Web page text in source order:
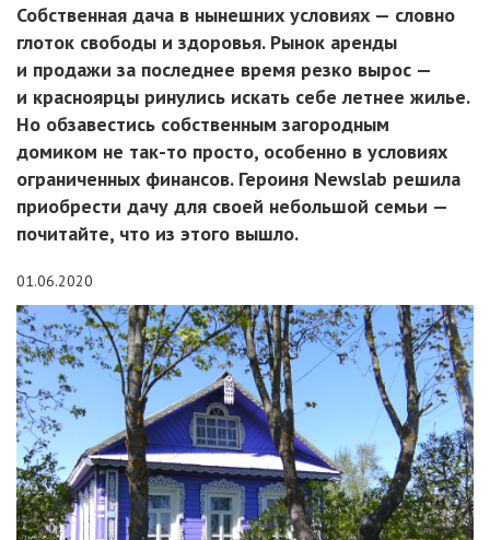
Собственная дача в нынешних условиях — словно
глоток свободы и здоровья. Рынок аренды
и продажи за последнее время резко вырос —
и красноярцы ринулись искать себе летнее жилье.
Но обзавестись собственным загородным
домиком не так-то просто, особенно в условиях
ограниченных финансов. Героиня Newslab решила
приобрести дачу для своей небольшой семьи —
почитайте, что из этого вышло.
01.06.2020